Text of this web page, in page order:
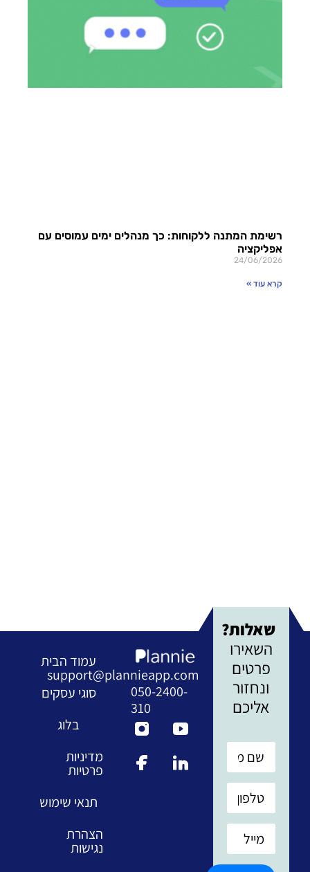
רשימת המתנה ללקוחות: כך מנהלים ימים עמוסים עם
אפליקציה
24/06/2026
קרא עוד »
עמוד הבית
סוגי עסקים
בלוג
מדיניות
פרטיות
תנאי שימוש
הצהרת
נגישות
שאלות?
השאירו
פרטים
ונחזור
אליכם
support@plannieapp.com
050-2400-
310